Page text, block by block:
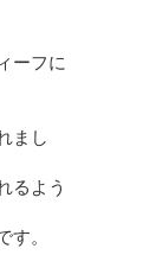
ーフに
まし
るよう
。